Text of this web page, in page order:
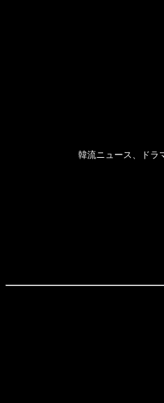
韓流ニュース、ドラ